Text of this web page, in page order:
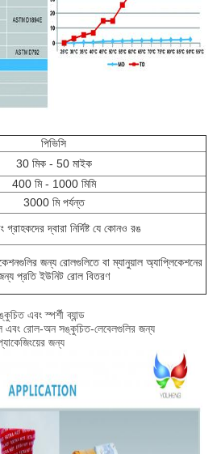
পিভিসি
30 মিক - 50 মাইক
400 মি - 1000 মিমি
3000 মি পর্যন্ত
গ্রাহকদের দ্বারা নির্দিষ্ট যে কোনও রঙ
জন্য রোলগুলিতে বা ম্যানুয়াল অ্যাপ্লিকেশনের
প্রতি ইউনিট রোল বিতরণ
এবং স্পর্শী ব্যান্ড
এবং রোল-অন সঙ্কুচিত-লেবেলগুলির জন্য
জন্য